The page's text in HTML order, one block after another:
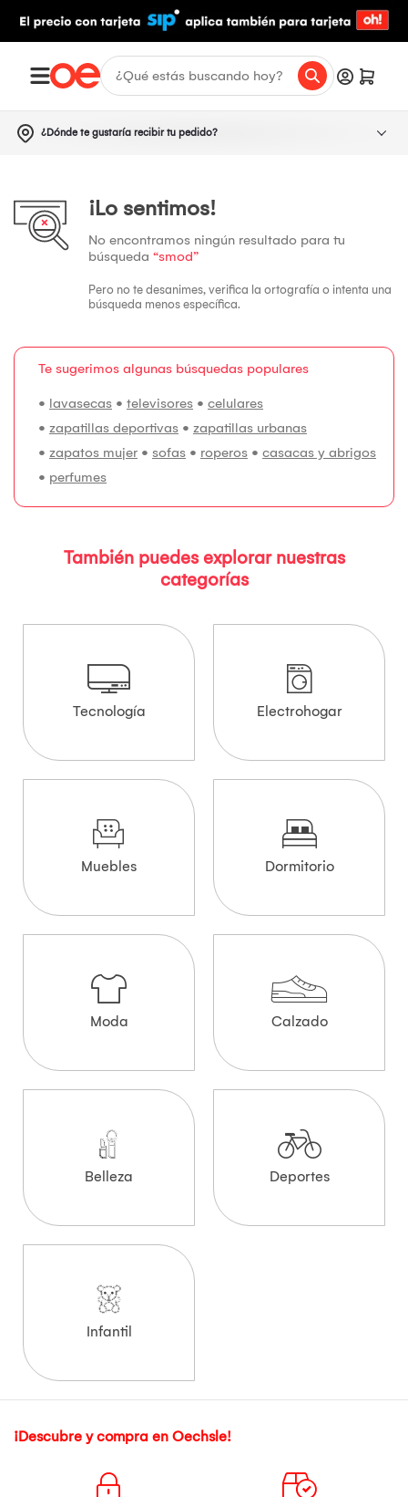
¿Dónde te gustaría recibir tu pedido?
¡Lo sentimos!
No encontramos ningún resultado para tu
búsqueda “smod”
Pero no te desanimes, verifica la ortografía o intenta una
búsqueda menos específica.
Te sugerimos algunas búsquedas populares
• lavasecas • televisores • celulares
• zapatillas deportivas • zapatillas urbanas
• zapatos mujer • sofas • roperos • casacas y abrigos
• perfumes
También puedes explorar nuestras
categorías
Tecnología Electrohogar
Muebles Dormitorio
Moda Calzado
Belleza Deportes
Infantil
¡Descubre y compra en Oechsle!